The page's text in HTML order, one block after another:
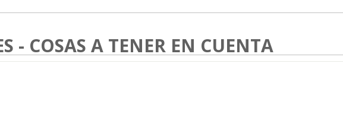
- COSAS A TENER EN CUENTA